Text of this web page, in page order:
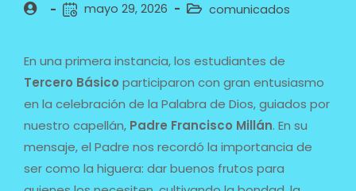
mayo 29, 2026 comunicados
En una primera instancia, los estudiantes de
Tercero Básico participaron con gran entusiasmo
en la celebración de la Palabra de Dios, guiados por
nuestro capellán, Padre Francisco Millán. En su
mensaje, el Padre nos recordó la importancia de
ser como la higuera: dar buenos frutos para